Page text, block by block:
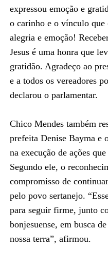
expressou emoção e
o carinho e o vínculo que
alegria e emoção!
Jesus é uma honra que
gratidão. Agradeço ao
e a todos os vereadores
declarou o parlamentar.
Chico Mendes também
prefeita Denise Bayma e
na execução de ações
Segundo ele, o
compromisso de
pelo povo sertanejo.
para seguir firme, junto
bonjesuense, em busca
nossa terra”, afirmou.